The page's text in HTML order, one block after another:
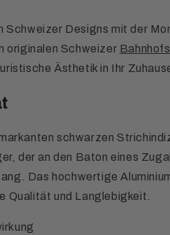
Schweizer Designs mit der
originalen Schweizer
Ästhetik in Ihr
schwarzen
der an den Baton eines
Das hochwertige
Qualität und Langlebigkeit.